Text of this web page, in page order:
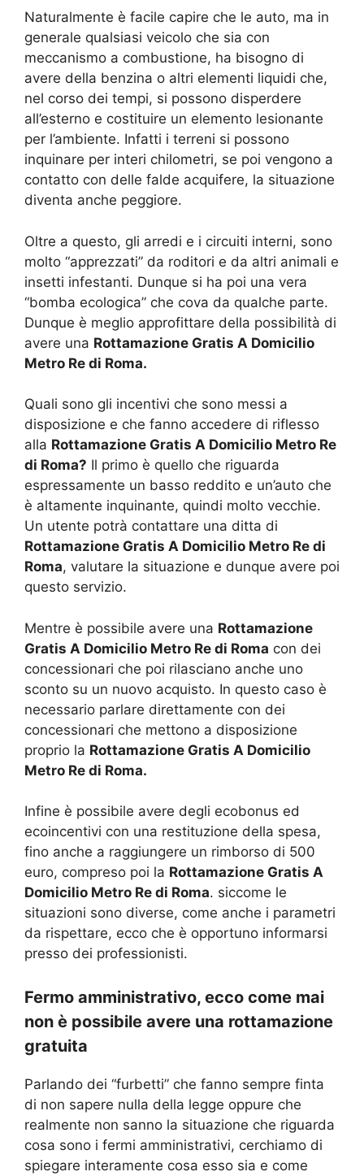
Naturalmente è facile capire che le auto, ma in
generale qualsiasi veicolo che sia con
meccanismo a combustione, ha bisogno di
avere della benzina o altri elementi liquidi che,
nel corso dei tempi, si possono disperdere
all’esterno e costituire un elemento lesionante
per l’ambiente. Infatti i terreni si possono
inquinare per interi chilometri, se poi vengono a
contatto con delle falde acquifere, la situazione
diventa anche peggiore.
Oltre a questo, gli arredi e i circuiti interni, sono
molto “apprezzati” da roditori e da altri animali e
insetti infestanti. Dunque si ha poi una vera
“bomba ecologica” che cova da qualche parte.
Dunque è meglio approfittare della possibilità di
avere una Rottamazione Gratis A Domicilio
Metro Re di Roma.
Quali sono gli incentivi che sono messi a
disposizione e che fanno accedere di riflesso
alla Rottamazione Gratis A Domicilio Metro Re
di Roma? Il primo è quello che riguarda
espressamente un basso reddito e un’auto che
è altamente inquinante, quindi molto vecchie.
Un utente potrà contattare una ditta di
Rottamazione Gratis A Domicilio Metro Re di
Roma, valutare la situazione e dunque avere poi
questo servizio.
Mentre è possibile avere una Rottamazione
Gratis A Domicilio Metro Re di Roma con dei
concessionari che poi rilasciano anche uno
sconto su un nuovo acquisto. In questo caso è
necessario parlare direttamente con dei
concessionari che mettono a disposizione
proprio la Rottamazione Gratis A Domicilio
Metro Re di Roma.
Infine è possibile avere degli ecobonus ed
ecoincentivi con una restituzione della spesa,
fino anche a raggiungere un rimborso di 500
euro, compreso poi la Rottamazione Gratis A
Domicilio Metro Re di Roma. siccome le
situazioni sono diverse, come anche i parametri
da rispettare, ecco che è opportuno informarsi
presso dei professionisti.
Fermo amministrativo, ecco come mai
non è possibile avere una rottamazione
gratuita
Parlando dei “furbetti” che fanno sempre finta
di non sapere nulla della legge oppure che
realmente non sanno la situazione che riguarda
cosa sono i fermi amministrativi, cerchiamo di
spiegare interamente cosa esso sia e come